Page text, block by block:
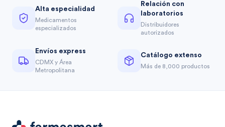
Alta especialidad
Medicamentos
especializados
Relación con
laboratorios
Distribuidores
autorizados
Envíos express
CDMX y Área
Metropolitana
Catálogo extenso
Más de 8,000 productos